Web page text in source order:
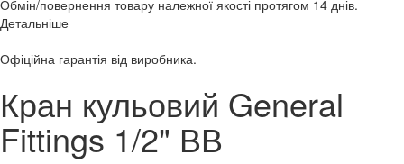
Обмін/повернення товару належної якості протягом 14 днів.
Детальніше
Офіційна гарантія від виробника.
Кран кульовий General
Fittings 1/2" ВВ